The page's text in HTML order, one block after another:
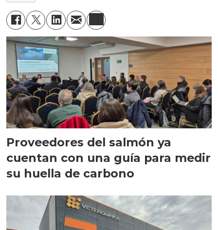
Proveedores del salmón ya
cuentan con una guía para medir
su huella de carbono